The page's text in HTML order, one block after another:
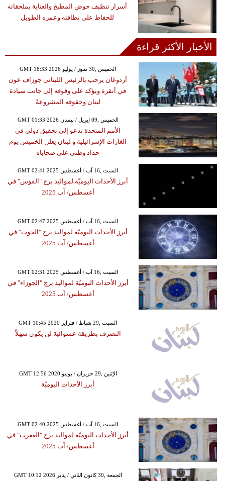
أسرار تنظيف حوض المطبخ والعناية بملحقاته
للحفاظ على نظافته وعمره الطويل
الأخبار الأكثر قراءة
GMT 18:33 2026 الخميس ,30 تموز / يوليو
أردوغان يرحب بالرئيس اللبناني جوزاف عون
في أنقرة ويؤكد على وقوفه إلى جانب سيادة
لبنان وحقوقه المشروعةً
GMT 01:33 2026 الخميس ,09 إبريل / نيسان
الأمم المتحدة تدعو إلى تحقيق دولي في
الغارات الإسرائيلية و لبنان يعلن الخميس يوم
حداد وطني على ضحاياه
GMT 02:41 2025 السبت ,16 آب / أغسطس
أبرز الأحداث اليوميّة لمواليد برج "القوس" في
أغسطس/ آب 2025
GMT 02:47 2025 السبت ,16 آب / أغسطس
أبرز الأحداث اليوميّة لمواليد برج "الحوت" في
أغسطس/ آب 2025
GMT 02:31 2025 السبت ,16 آب / أغسطس
أبرز الأحداث اليوميّة لمواليد برج "الجوزاء" في
أغسطس/ آب 2025
GMT 10:45 2020 السبت ,29 شباط / فبراير
التصرف بطريقة عشوائية لن يكون سهلاً
GMT 12:56 2020 الإثنين ,29 حزيران / يونيو
أبرز الأحداث اليوميّة
GMT 02:40 2025 السبت ,16 آب / أغسطس
أبرز الأحداث اليوميّة لمواليد برج "العقرب" في
أغسطس/ آب 2025
GMT 10:12 2026 الجمعة ,30 كانون الثاني / يناير